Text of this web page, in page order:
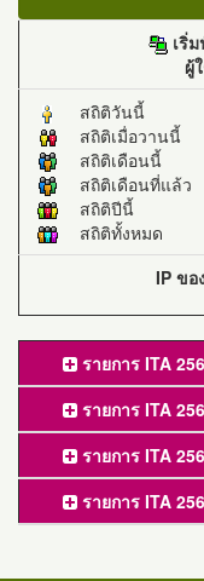
เริ่
ผู้
สถิติวันนี้
สถิติเมื่อวานนี้
สถิติเดือนนี้
สถิติเดือนที่แล้ว
สถิติปีนี้
สถิติทั้งหมด
IP ขอ
รายการ ITA
รายการ ITA
รายการ ITA
รายการ ITA